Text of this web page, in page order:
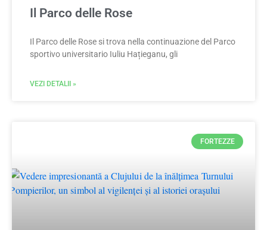
Il Parco delle Rose
Il Parco delle Rose si trova nella continuazione del Parco
sportivo universitario Iuliu Hațieganu, gli
VEZI DETALII »
FORTEZZE